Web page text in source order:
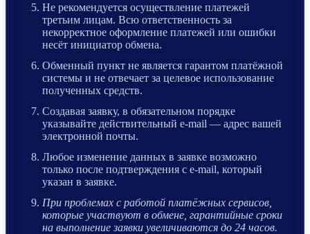
Не рекомендуется осуществление платежей
третьим лицам. Всю ответственность за
некорректное оформление платежей или ошибки
несёт инициатор обмена.
Обменный пункт не является гарантом платёжной
системы и не отвечает за целевое использование
полученных средств.
Создавая заявку, в обязательном порядке
указывайте действительный e-mail — адрес вашей
электронной почты.
Любое изменение данных в заявке возможно
только после подтверждения с e-mail, который
указан в заявке.
При проблемах с работой платёжных сервисов,
которые участвуют в обмене, гарантийные сроки
на выполнение заявки увеличиваются до 24 часов.